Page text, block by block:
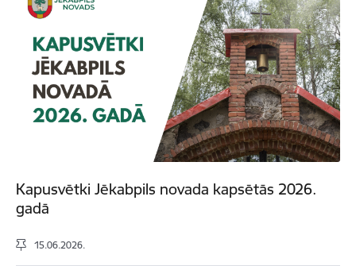
Kapusvētki Jēkabpils novada kapsētās 2026.
gadā
15.06.2026.